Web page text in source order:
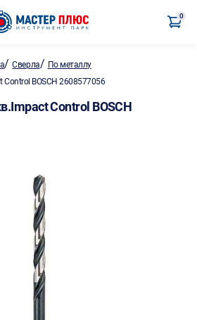
0
/Сверла/ По металлу
BOSCH 2608577056
Control BOSCH